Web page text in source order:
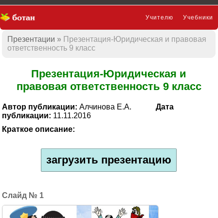
Учебники
Учителю
Презентации
Презентации
Презентация-Юридическая и правовая
ответственность 9 класс
Презентация-Юридическая и
правовая ответственность 9 класс
Автор публикации: Алчинова Е.А.
Дата
публикации: 11.11.2016
Краткое описание:
загрузить презентацию
1